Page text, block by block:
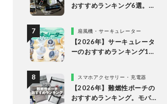
おすすめランキング6選。防
扇風機・サーキュレーター
【2026年】サーキュレータ
ーのおすすめランキング10
スマホアクセサリー・充電器
【2026年】難燃性ポーチの
おすすめランキング。モバ